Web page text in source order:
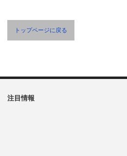
トップページに戻る
注目情報